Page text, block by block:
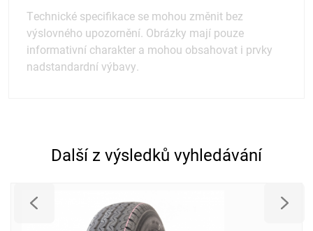
Technické specifikace se mohou změnit bez
výslovného upozornění. Obrázky mají pouze
informativní charakter a mohou obsahovat i prvky
nadstandardní výbavy.
Další z výsledků vyhledávání